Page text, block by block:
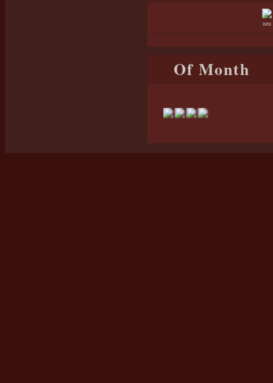
neu
Of Month